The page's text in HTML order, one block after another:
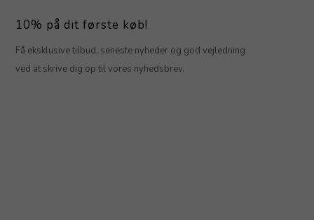
10% på dit første køb!
Få eksklusive tilbud, seneste nyheder og god vejledning
ved at skrive dig op til vores nyhedsbrev.